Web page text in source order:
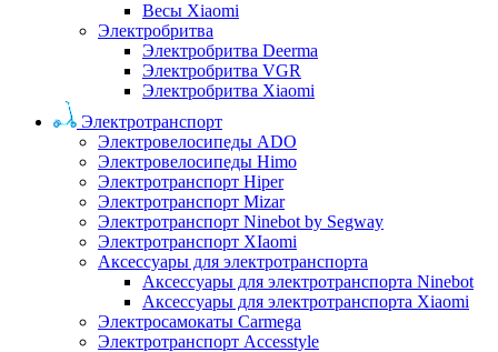
Весы Xiaomi
Электробритва
Электробритва Deerma
Электробритва VGR
Электробритва Xiaomi
Электротранспорт
Электровелосипеды ADO
Электровелосипеды Himo
Электротранспорт Hiper
Электротранспорт Mizar
Электротранспорт Ninebot by Segway
Электротранспорт XIaomi
Аксессуары для электротранспорта
Аксессуары для электротранспорта Ninebot
Аксессуары для электротранспорта Xiaomi
Электросамокаты Carmega
Электротранспорт Accesstyle